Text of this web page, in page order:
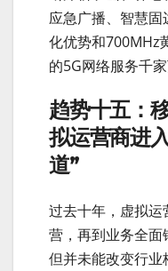
应急广播、智慧
化优势和700MHz
的5G网络服务千
趋势十五：
拟运营商进
道”
过去十年，虚拟
营，再到业务全面
但并未能改变行